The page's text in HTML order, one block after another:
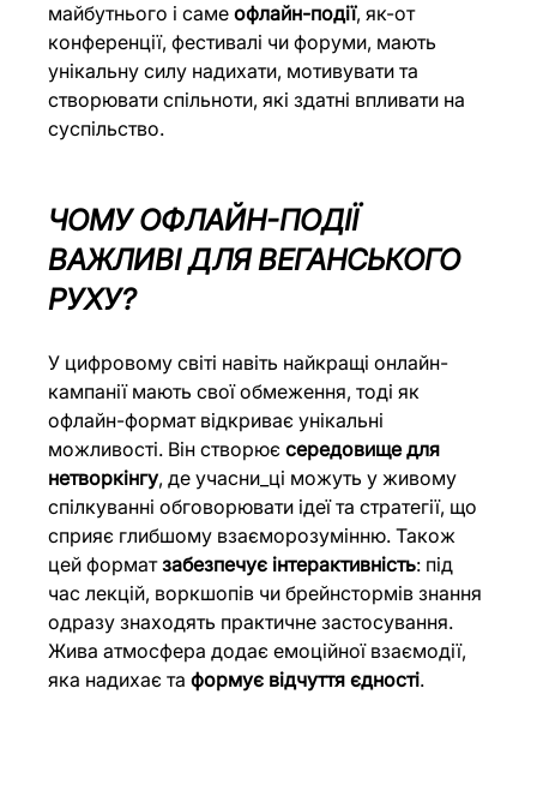
майбутнього і саме офлайн-події, як-от
конференції, фестивалі чи форуми, мають
унікальну силу надихати, мотивувати та
створювати спільноти, які здатні впливати на
суспільство.
ЧОМУ ОФЛАЙН-ПОДІЇ
ВАЖЛИВІ ДЛЯ ВЕГАНСЬКОГО
РУХУ?
У цифровому світі навіть найкращі онлайн-
кампанії мають свої обмеження, тоді як
офлайн-формат відкриває унікальні
можливості. Він створює середовище для
нетворкінгу, де учасни_ці можуть у живому
спілкуванні обговорювати ідеї та стратегії, що
сприяє глибшому взаєморозумінню. Також
цей формат забезпечує інтерактивність: під
час лекцій, воркшопів чи брейнстормів знання
одразу знаходять практичне застосування.
Жива атмосфера додає емоційної взаємодії,
яка надихає та формує відчуття єдності.